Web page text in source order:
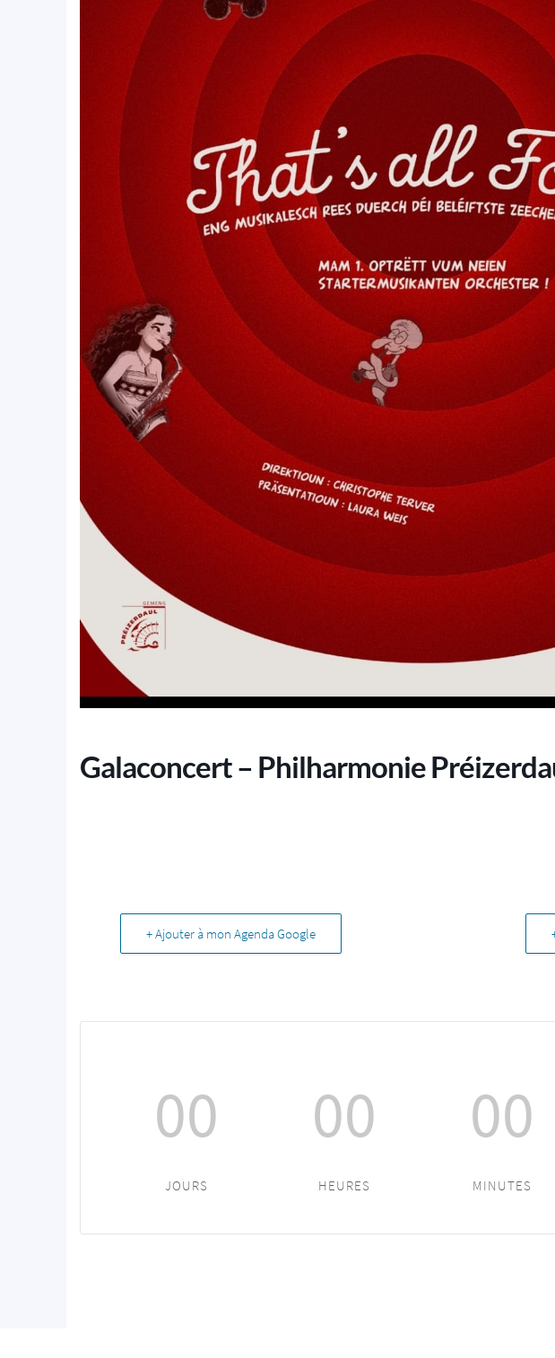
Galaconcert – Philharmonie
+ Ajouter à mon Agenda Google
00
JOURS
00
HEURES
00
MINUTES